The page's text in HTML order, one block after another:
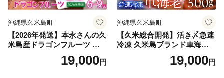
沖縄県久米島町
【2026年発送】本永さんの久
米島産ドラゴンフルーツ 赤6
～9玉（2.3kg以上） ドラゴ
ンフルーツ 果物 果実 フルー
19,000円
沖縄県久米島町
【久米総合開発】活き〆急速
冷凍 久米島ブランド車海老
大サイズ 500g 海の幸 海鮮
車えび クルマエビ くるまえ
19,000円